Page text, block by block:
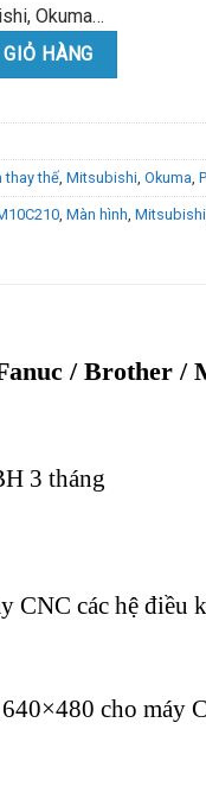
Okuma…
cho máy CNC quantity
HÀNG
thay thế, Mitsubishi, Okuma
, Màn hình Mitsubishi,
/ Brother
3 tháng
các hệ điều
cho máy